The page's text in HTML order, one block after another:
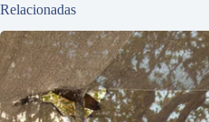
Relacionadas